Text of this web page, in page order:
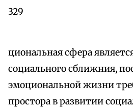
329
циональная сфера
социального сближния,
эмоциональной жизни
простора в развитии